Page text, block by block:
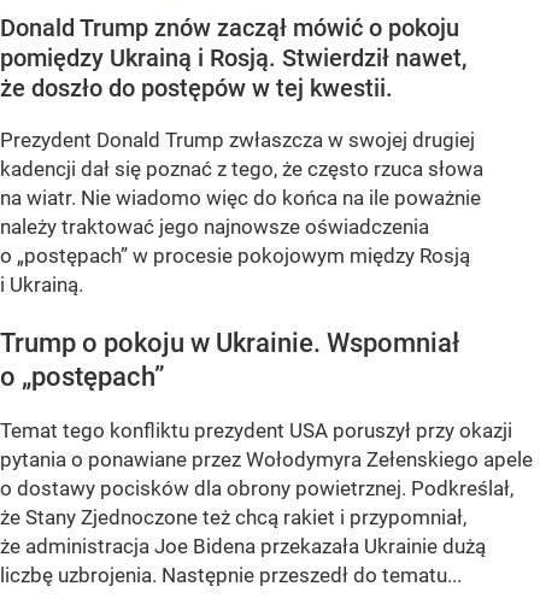
Donald Trump znów zaczął mówić o pokoju
pomiędzy Ukrainą i Rosją. Stwierdził nawet,
że doszło do postępów w tej kwestii.
Prezydent Donald Trump zwłaszcza w swojej drugiej
kadencji dał się poznać z tego, że często rzuca słowa
na wiatr. Nie wiadomo więc do końca na ile poważnie
należy traktować jego najnowsze oświadczenia
o „postępach” w procesie pokojowym między Rosją
i Ukrainą.
Trump o pokoju w Ukrainie. Wspomniał
o „postępach”
Temat tego konfliktu prezydent USA poruszył przy okazji
pytania o ponawiane przez Wołodymyra Zełenskiego apele
o dostawy pocisków dla obrony powietrznej. Podkreślał,
że Stany Zjednoczone też chcą rakiet i przypomniał,
że administracja Joe Bidena przekazała Ukrainie dużą
liczbę uzbrojenia. Następnie przeszedł do tematu...